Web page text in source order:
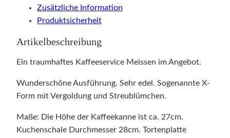
Zusätzliche Information
Produktsicherheit
Artikelbeschreibung
Ein traumhaftes Kaffeeservice Meissen im Angebot.
Wunderschöne Ausführung. Sehr edel. Sogenannte X-
Form mit Vergoldung und Streublümchen.
Maße: Die Höhe der Kaffeekanne ist ca. 27cm.
Kuchenschale Durchmesser 28cm. Tortenplatte